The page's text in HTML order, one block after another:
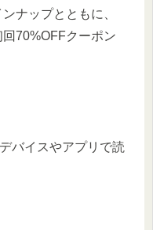
ナップとともに、
70%OFFクーポン
バイスやアプリで読